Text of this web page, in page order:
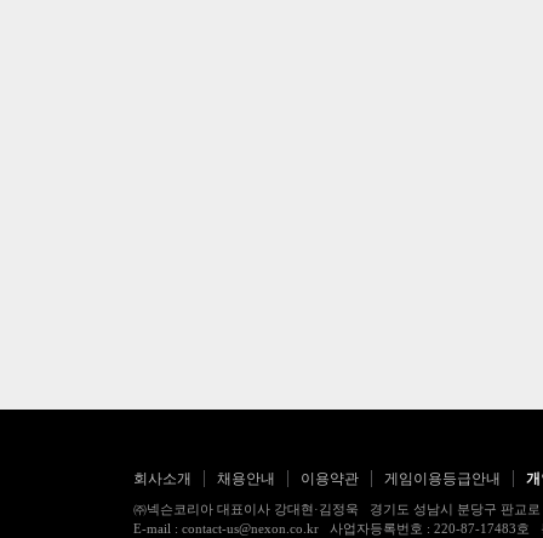
회사소개 채용안내 이용약관 게임이용등급안내
㈜넥슨코리아 대표이사 강대현·김정욱 경기도 성남시 분당구 판교
E-mail : contact-us@nexon.co.kr 사업자등록번호 : 220-87-17483